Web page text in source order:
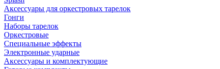
Аксессуары для оркестровых тарелок
Гонги
Наборы тарелок
Оркестровые
Специальные эффекты
Электронные ударные
Аксессуары и комплектующие